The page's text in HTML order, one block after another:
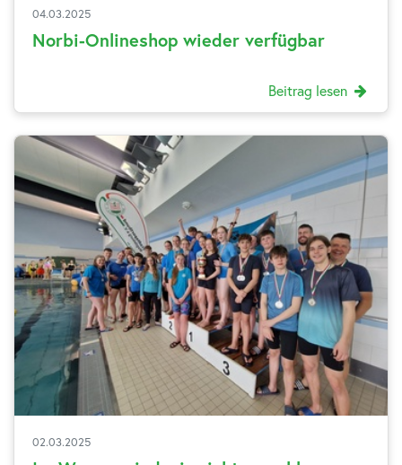
04.03.2025
Norbi-Onlineshop wieder verfügbar
Beitrag lesen
02.03.2025